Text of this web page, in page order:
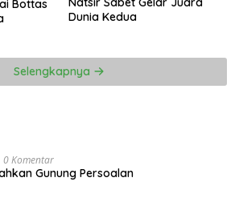
Bottas
Dunia Kedua
Selengkapnya
0 Komentar
Gunung Persoalan